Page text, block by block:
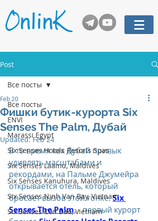
Post
Все посты
ENVI
Marassi Egypt
Six Senses Hotels Resorts Spas
Six Senses Laamu, Maldives
Six Senses Kanuhura, Maldives
Six Senses Ninh Van Bay, Vietnam
Six Senses Con Dao, Vietnam
Все посты
Фишки бутик-курорта Six
Senses The Palm, Дубай
Feb 20
Updated:Feb 24
В то время как Дубай привык
удивлять масштабами и
рекордами, на Пальме Джумейра
открывается отель, который
бросает вызов этой гонке. Six
Senses The Palm, - первый курорт